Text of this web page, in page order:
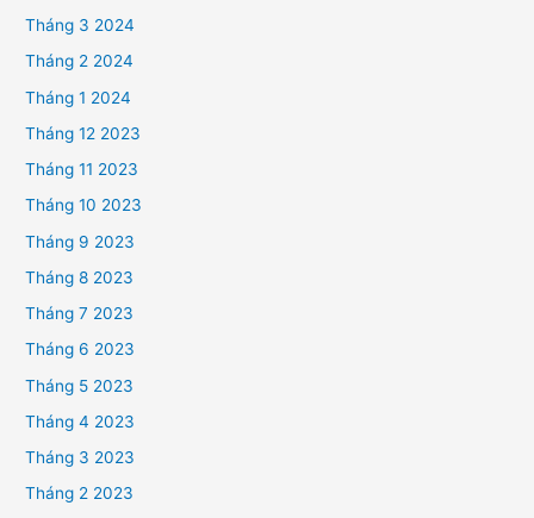
Tháng 3 2024
Tháng 2 2024
Tháng 1 2024
Tháng 12 2023
Tháng 11 2023
Tháng 10 2023
Tháng 9 2023
Tháng 8 2023
Tháng 7 2023
Tháng 6 2023
Tháng 5 2023
Tháng 4 2023
Tháng 3 2023
Tháng 2 2023